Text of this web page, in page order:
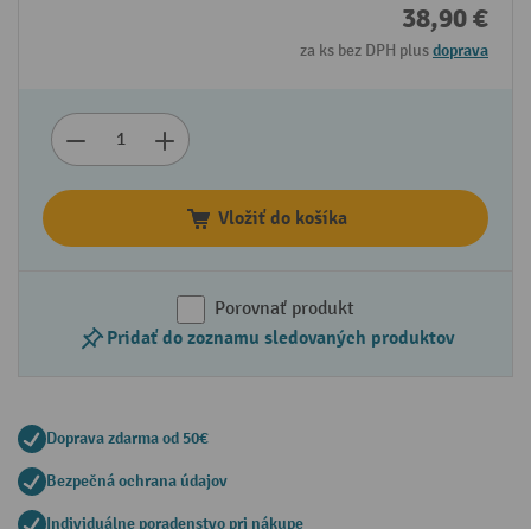
38,90 €
za ks bez DPH plusdoprava
Vložiť do košíka
Porovnať produkt
Pridať do zoznamu sledovaných produktov
Doprava zdarma od 50€
Bezpečná ochrana údajov
Individuálne poradenstvo pri nákupe